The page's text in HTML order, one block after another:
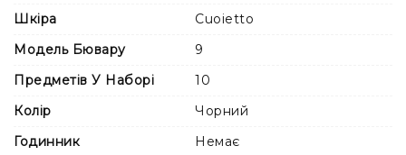
Шкіра
Cuoietto
Модель Бювару
9
Предметів У Наборі
10
Колір
Чорний
Годинник
Немає